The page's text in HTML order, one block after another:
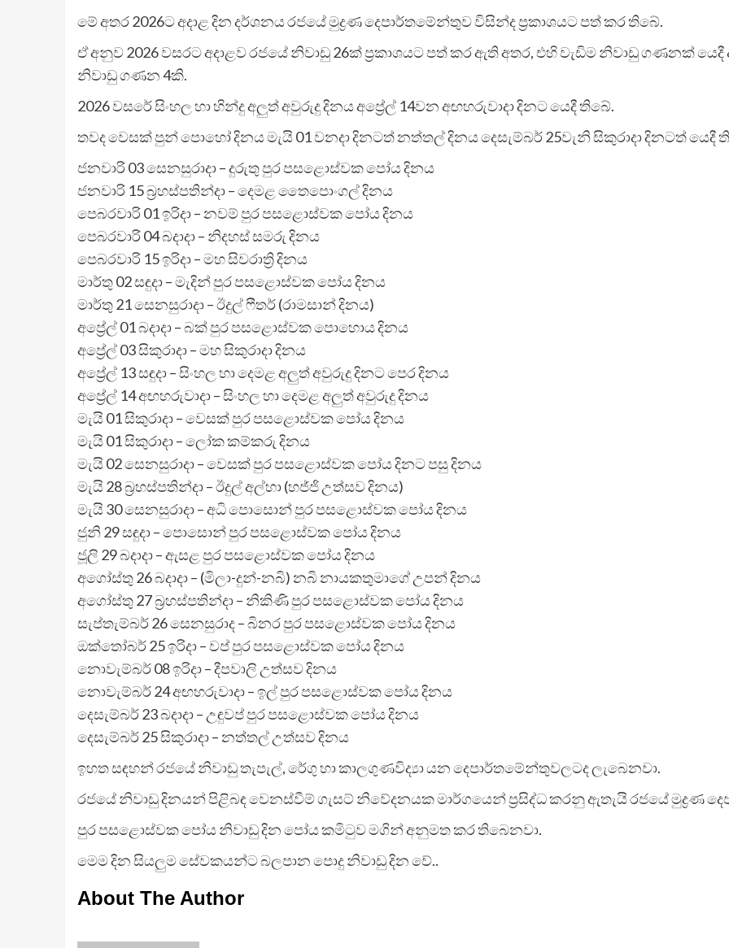
මේ අතර 2026ට අදාළ දින දර්ශනය රජයේ මුද්‍රණ දෙපාර්තමේන්තුව විසින්ද ප්‍රකාශයට පත් කර තිබේ.
ඒ අනුව 2026 වසරට අදාළව රජයේ නිවාඩු 26ක් ප්‍රකාශයට පත් කර ඇති අතර, එහි වැඩිම නිවාඩු ගණනක්
නිවාඩු ගණන 4කි.
2026 වසරේ සිංහල හා හින්දු අලුත් අවුරුදු දිනය අප්‍රේල් 14වන අඟහරුවාදා දිනට යෙදී තිබේ.
තවද වෙසක් පුන් පොහෝ දිනය මැයි 01 වනදා දිනටත් නත්තල් දිනය දෙසැම්බර් 25වැනි සිකුරාදා දිනටත් යෙදී
ජනවාරි 03 සෙනසුරාදා – දුරුතු පුර පසළොස්වක පෝය දිනය
ජනවාරි 15 බ්‍රහස්පතින්දා – දෙමළ තෛපොංගල් දිනය
පෙබරවාරි 01 ඉරිදා – නවම් පුර පසළොස්වක පෝය දිනය
පෙබරවාරි 04 බදාදා – නිදහස් සමරු දිනය
පෙබරවාරි 15 ඉරිදා – මහ සිවරාත්‍රි දිනය
මාර්තු 02 සඳුදා – මැදින් පුර පසළොස්වක පෝය දිනය
මාර්තු 21 සෙනසුරාදා – ඊදුල් ෆීතර් (රාමසාන් දිනය)
අප්‍රේල් 01 බදාදා – බක් පුර පසළොස්වක පොහොය දිනය
අප්‍රේල් 03 සිකුරාදා – මහ සිකුරාදා දිනය
අප්‍රේල් 13 සඳුදා – සිංහල හා දෙමළ අලුත් අවුරුදු දිනට පෙර දිනය
අප්‍රේල් 14 අඟහරුවාදා – සිංහල හා දෙමළ අලුත් අවුරුදු දිනය
මැයි 01 සිකුරාදා – වෙසක් පුර පසළොස්වක පෝය දිනය
මැයි 01 සිකුරාදා – ලෝක කම්කරු දිනය
මැයි 02 සෙනසුරාදා – වෙසක් පුර පසළොස්වක පෝය දිනට පසු දිනය
මැයි 28 බ්‍රහස්පතින්දා – ඊදුල් අල්හා (හජ්ජි උත්සව දිනය)
මැයි 30 සෙනසුරාදා – අධි පොසොන් පුර පසළොස්වක පෝය දිනය
ජුනි 29 සඳුදා – පොසොන් පුර පසළොස්වක පෝය දිනය
ජූලි 29 බදාදා – ඇසළ පුර පසළොස්වක පෝය දිනය
අගෝස්තු 26 බදාදා – (මිලා-දුන්-නබි) නබි නායකතුමාගේ උපන් දිනය
අගෝස්තු 27 බ්‍රහස්පතින්දා – නිකිණි පුර පසළොස්වක පෝය දිනය
සැප්තැම්බර් 26 සෙනසුරාද – බිනර පුර පසළොස්වක පෝය දිනය
ඔක්තෝබර් 25 ඉරිදා – වප් පුර පසළොස්වක පෝය දිනය
නොවැම්බර් 08 ඉරිදා – දීපවාලි උත්සව දිනය
නොවැම්බර් 24 අඟහරුවාදා – ඉල් පුර පසළොස්වක පෝය දිනය
දෙසැම්බර් 23 බදාදා – උඳුවප් පුර පසළොස්වක පෝය දිනය
දෙසැම්බර් 25 සිකුරාදා – නත්තල් උත්සව දිනය
ඉහත සඳහන් රජයේ නිවාඩු තැපැල්, රේගු හා කාලගුණවිද්‍යා යන දෙපාර්තමේන්තුවලටද ලැබෙනවා.
රජයේ නිවාඩු දිනයන් පිළිබඳ වෙනස්වීම් ගැසට් නිවේදනයක මාර්ගයෙන් ප්‍රසිද්ධ කරනු ඇතැයි රජයේ මුද්‍රණ
පුර පසළොස්වක පෝය නිවාඩු දින පෝය කමිටුව මගින් අනුමත කර තිබෙනවා.
මෙම දින සියලුම සේවකයන්ට බලපාන පොදු නිවාඩු දින වේ..
About The Author